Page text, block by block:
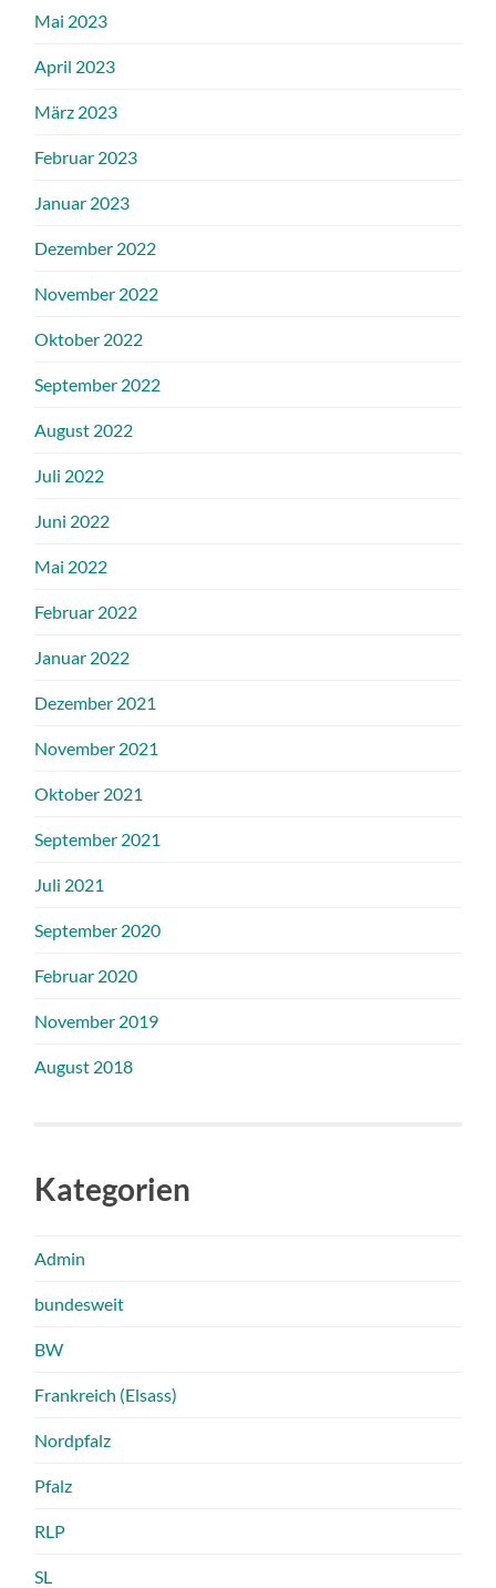
Mai 2023
April 2023
März 2023
Februar 2023
Januar 2023
Dezember 2022
November 2022
Oktober 2022
September 2022
August 2022
Juli 2022
Juni 2022
Mai 2022
Februar 2022
Januar 2022
Dezember 2021
November 2021
Oktober 2021
September 2021
Juli 2021
September 2020
Februar 2020
November 2019
August 2018
Kategorien
Admin
bundesweit
BW
Frankreich (Elsass)
Nordpfalz
Pfalz
RLP
SL